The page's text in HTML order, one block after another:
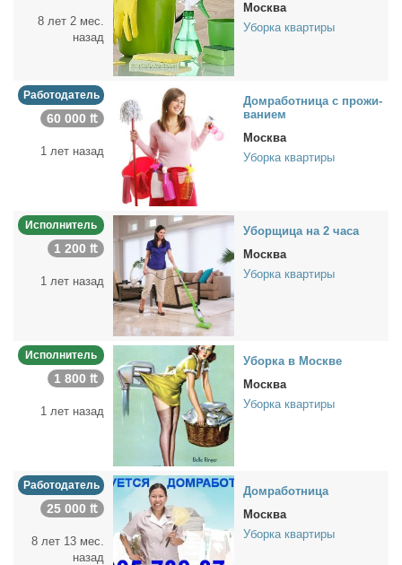
8 лет 2 мес.
назад
Москва
Уборка квартиры
Работодатель
60 000 ₶
1 лет назад
Дом­ра­бот­ни­ца с про­жи­
ва­ни­ем
Москва
Уборка квартиры
Исполнитель
1 200 ₶
1 лет назад
Убор­щи­ца на 2 ча­са
Москва
Уборка квартиры
Исполнитель
1 800 ₶
1 лет назад
Убор­ка в Москве
Москва
Уборка квартиры
Работодатель
25 000 ₶
8 лет 13 мес.
назад
Дом­ра­бот­ни­ца
Москва
Уборка квартиры